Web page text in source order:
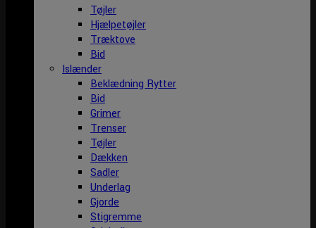
Tøjler
Hjælpetøjler
Træktove
Bid
Islænder
Beklædning Rytter
Bid
Grimer
Trenser
Tøjler
Dækken
Sadler
Underlag
Gjorde
Stigremme